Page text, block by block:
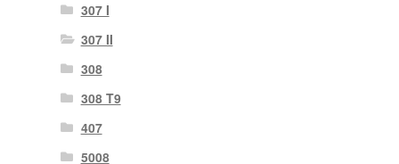
307 I
307 II
308
308 T9
407
5008